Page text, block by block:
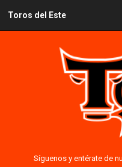
Toros del Este
Síguenos y entérate de